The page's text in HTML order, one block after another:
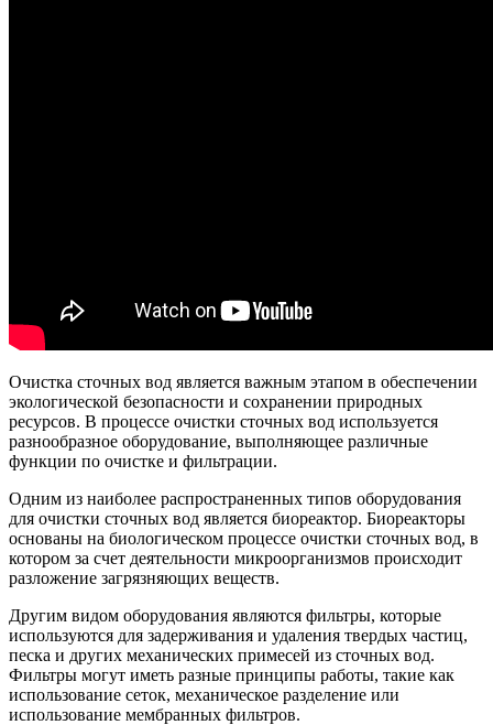
Очистка сточных вод является важным этапом в обеспечении
экологической безопасности и сохранении природных
ресурсов. В процессе очистки сточных вод используется
разнообразное оборудование, выполняющее различные
функции по очистке и фильтрации.
Одним из наиболее распространенных типов оборудования
для очистки сточных вод является биореактор. Биореакторы
основаны на биологическом процессе очистки сточных вод, в
котором за счет деятельности микроорганизмов происходит
разложение загрязняющих веществ.
Другим видом оборудования являются фильтры, которые
используются для задерживания и удаления твердых частиц,
песка и других механических примесей из сточных вод.
Фильтры могут иметь разные принципы работы, такие как
использование сеток, механическое разделение или
использование мембранных фильтров.